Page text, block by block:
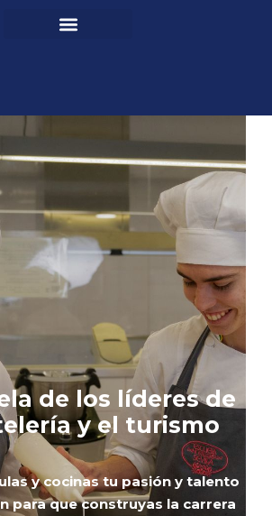
de los líderes de
y el turismo
y cocinas tu pasión y talento
para que construyas la carrera